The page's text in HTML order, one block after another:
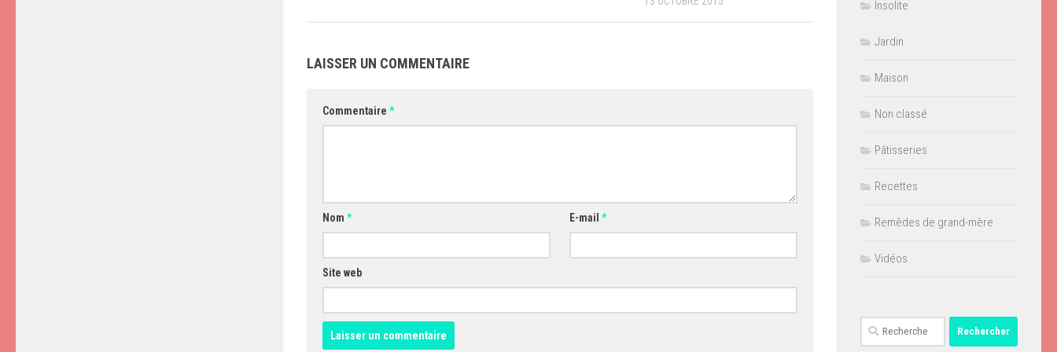
LAISSER UN COMMENTAIRE
Commentaire *
Nom * E-mail*
Site web
Insolite
Jardin
Maison
Non classé
Pâtisseries
Recettes
Remèdes de grand-mère
Vidéos
Rechercher :